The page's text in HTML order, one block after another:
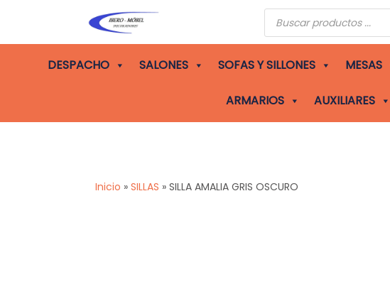
Búsqueda
de
productos
DESPACHO SALONES SOFAS Y SILLONES MESAS
ARMARIOS AUXILIARES
Inicio »SILLAS »SILLA AMALIA GRIS OSCURO